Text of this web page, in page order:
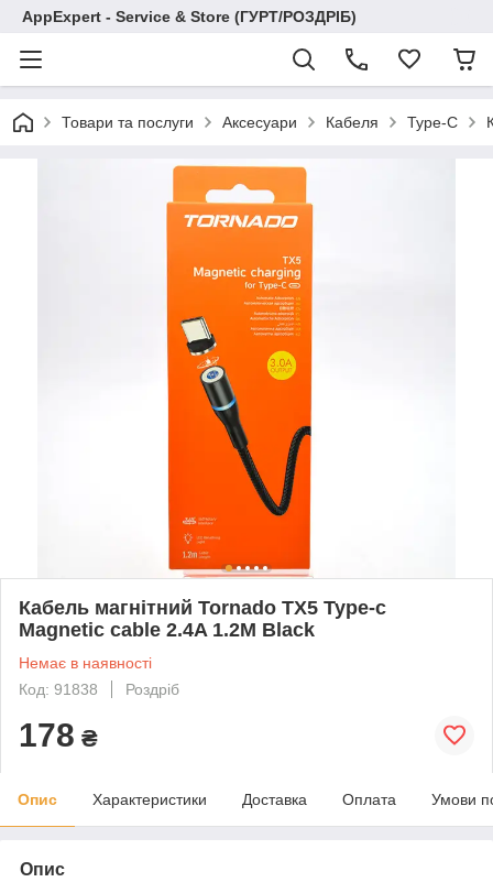
AppExpert - Service & Store (ГУРТ/РОЗДРІБ)
Товари та послуги Аксесуари Кабеля Type-C
Кабель магнітний Tornado TX5 Type-c
Magnetic cable 2.4A 1.2M Black
Немає в наявності
Код: 91838
Роздріб
178 ₴
Опис Характеристики Доставка Оплата Умови
Опис